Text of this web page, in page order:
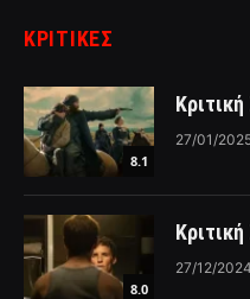
ΚΡΙΤΙΚΈΣ
8.1
27/01/
8.0
27/12/2024